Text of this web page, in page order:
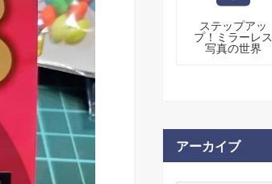
ステップアッ
プ！ミラーレス
写真の世界
アーカイブ